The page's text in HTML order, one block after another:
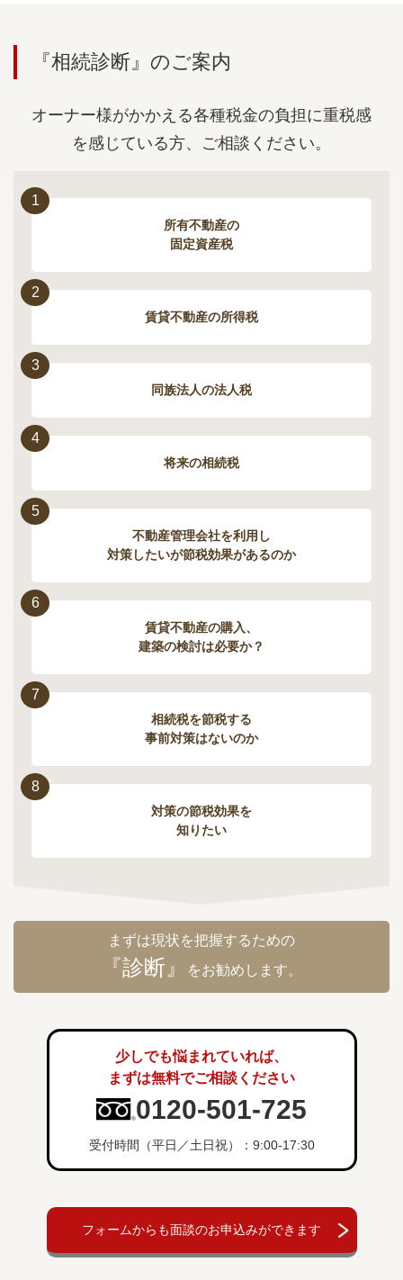
『相続診断』のご案内
オーナー様がかかえる各種税金の負担に重税感
を感じている方、ご相談ください。
所有不動産の
固定資産税
1
賃貸不動産の所得税
2
同族法人の法人税
3
将来の相続税
4
不動産管理会社を利用し
対策したいが節税効果があるのか
5
賃貸不動産の購入、
建築の検討は必要か？
6
相続税を節税する
事前対策はないのか
7
対策の節税効果を
知りたい
8
まずは現状を把握するための
『診断』 をお勧めします。
少しでも悩まれていれば、
まずは無料でご相談ください
0120-501-725
受付時間（平日／土日祝）：9:00-17:30
フォームからも面談のお申込みができます